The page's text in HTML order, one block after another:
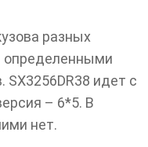
разных
определенными
идет с
– 6*5. В
нет.